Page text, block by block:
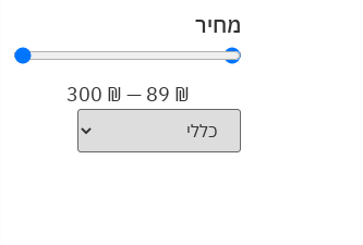
מחיר
₪
89
—
₪
300